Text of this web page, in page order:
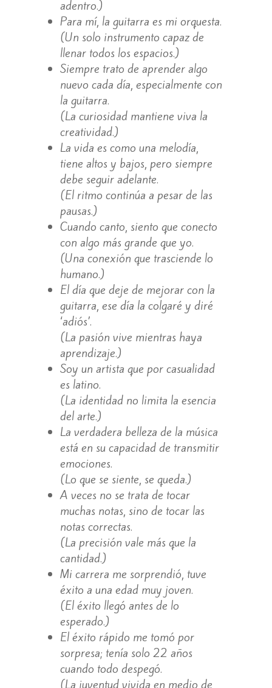
adentro.)
Para mí, la guitarra es mi orquesta.
(Un solo instrumento capaz de
llenar todos los espacios.)
Siempre trato de aprender algo
nuevo cada día, especialmente con
la guitarra.
(La curiosidad mantiene viva la
creatividad.)
La vida es como una melodía,
tiene altos y bajos, pero siempre
debe seguir adelante.
(El ritmo continúa a pesar de las
pausas.)
Cuando canto, siento que conecto
con algo más grande que yo.
(Una conexión que trasciende lo
humano.)
El día que deje de mejorar con la
guitarra, ese día la colgaré y diré
‘adiós’.
(La pasión vive mientras haya
aprendizaje.)
Soy un artista que por casualidad
es latino.
(La identidad no limita la esencia
del arte.)
La verdadera belleza de la música
está en su capacidad de transmitir
emociones.
(Lo que se siente, se queda.)
A veces no se trata de tocar
muchas notas, sino de tocar las
notas correctas.
(La precisión vale más que la
cantidad.)
Mi carrera me sorprendió, tuve
éxito a una edad muy joven.
(El éxito llegó antes de lo
esperado.)
El éxito rápido me tomó por
sorpresa; tenía solo 22 años
cuando todo despegó.
(La juventud vivida en medio de